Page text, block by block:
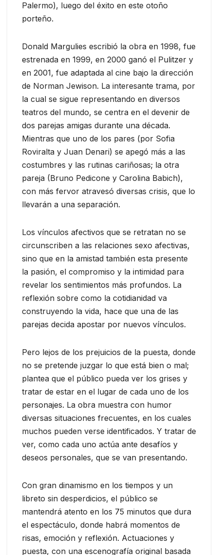
Palermo), luego del éxito en este otoño
porteño.
Donald Margulies escribió la obra en 1998, fue
estrenada en 1999, en 2000 ganó el Pulitzer y
en 2001, fue adaptada al cine bajo la dirección
de Norman Jewison. La interesante trama, por
la cual se sigue representando en diversos
teatros del mundo, se centra en el devenir de
dos parejas amigas durante una década.
Mientras que uno de los pares (por Sofia
Roviralta y Juan Denari) se apegó más a las
costumbres y las rutinas cariñosas; la otra
pareja (Bruno Pedicone y Carolina Babich),
con más fervor atravesó diversas crisis, que lo
llevarán a una separación.
Los vínculos afectivos que se retratan no se
circunscriben a las relaciones sexo afectivas,
sino que en la amistad también esta presente
la pasión, el compromiso y la intimidad para
revelar los sentimientos más profundos. La
reflexión sobre como la cotidianidad va
construyendo la vida, hace que una de las
parejas decida apostar por nuevos vínculos.
Pero lejos de los prejuicios de la puesta, donde
no se pretende juzgar lo que está bien o mal;
plantea que el público pueda ver los grises y
tratar de estar en el lugar de cada uno de los
personajes. La obra muestra con humor
diversas situaciones frecuentes, en los cuales
muchos pueden verse identificados. Y tratar de
ver, como cada uno actúa ante desafíos y
deseos personales, que se van presentando.
Con gran dinamismo en los tiempos y un
libreto sin desperdicios, el público se
mantendrá atento en los 75 minutos que dura
el espectáculo, donde habrá momentos de
risas, emoción y reflexión. Actuaciones y
puesta, con una escenografía original basada